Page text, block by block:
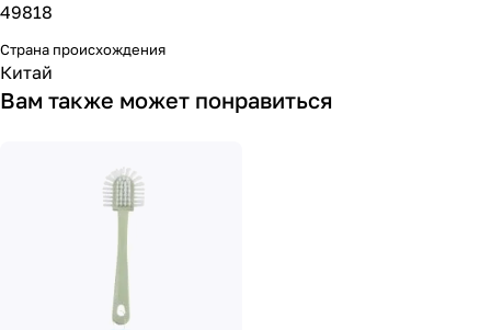
49818
Страна происхождения
Китай
Вам также может понравиться